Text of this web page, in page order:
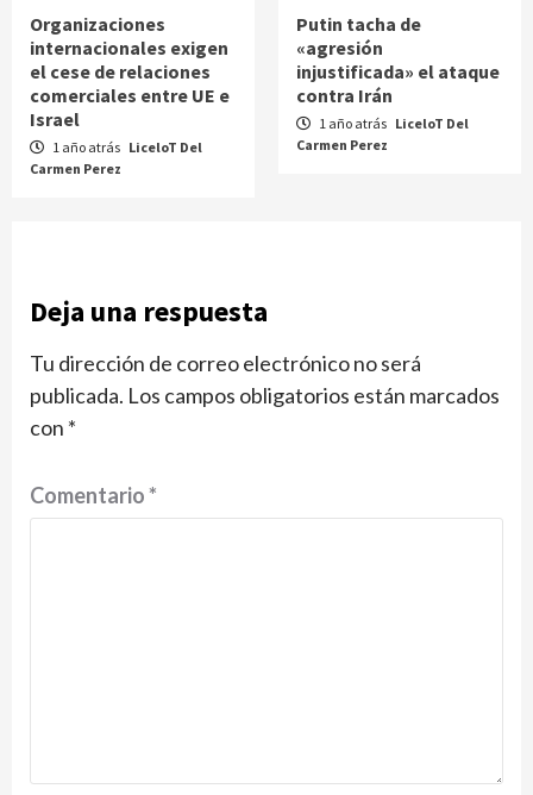
Organizaciones
internacionales exigen
el cese de relaciones
comerciales entre UE e
Israel
1 año atrás LiceloT Del
Carmen Perez
Putin tacha de
«agresión
injustificada» el ataque
contra Irán
1 año atrás LiceloT Del
Carmen Perez
Deja una respuesta
Tu dirección de correo electrónico no será
publicada. Los campos obligatorios están marcados
con *
Comentario*